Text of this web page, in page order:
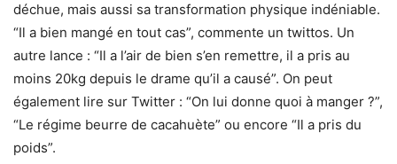
déchue, mais aussi sa transformation physique indéniable.
“Il a bien mangé en tout cas”, commente un twittos. Un
autre lance : “Il a l’air de bien s’en remettre, il a pris au
moins 20kg depuis le drame qu’il a causé”. On peut
également lire sur Twitter : “On lui donne quoi à manger ?”,
“Le régime beurre de cacahuète” ou encore “Il a pris du
poids”.